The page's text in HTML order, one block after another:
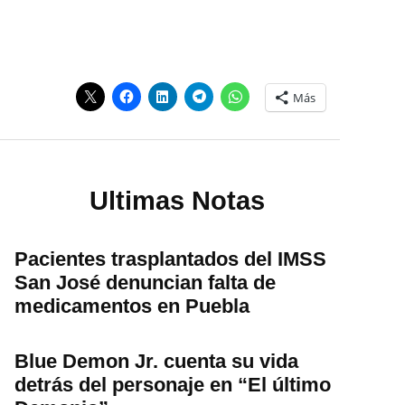
Más
Ultimas Notas
Pacientes trasplantados del IMSS
San José denuncian falta de
medicamentos en Puebla
Blue Demon Jr. cuenta su vida
detrás del personaje en “El último